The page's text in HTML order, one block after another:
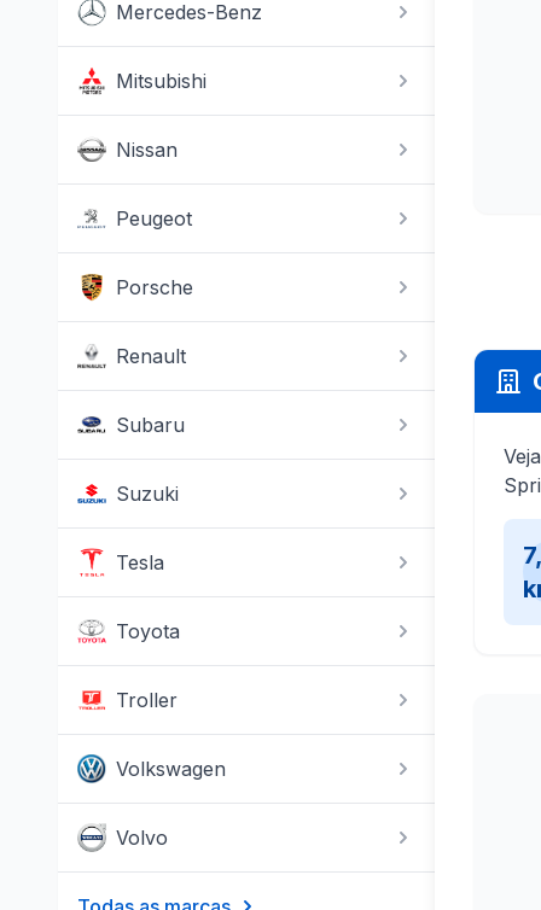
Mercedes-Benz
Mitsubishi
Nissan
Peugeot
Porsche
Renault
Subaru
Suzuki
Tesla
Toyota
Troller
Volkswagen
Volvo